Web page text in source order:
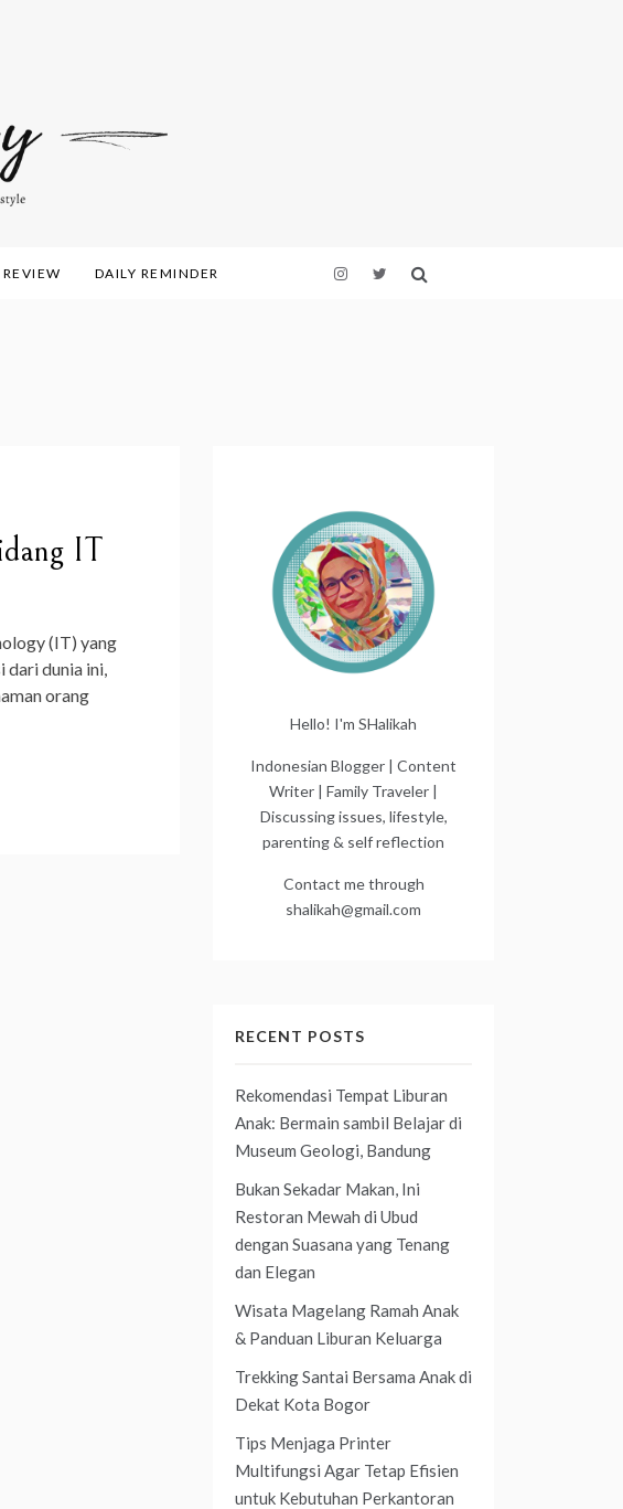
DAILY REMINDER
IT
(IT) yang
dari dunia ini,
orang
Hello! I'm SHalikah
Indonesian Blogger | Content
Writer | Family Traveler |
Discussing issues, lifestyle,
parenting & self reflection
Contact me through
shalikah@gmail.com
RECENT POSTS
Rekomendasi Tempat Liburan
Anak: Bermain sambil Belajar di
Museum Geologi, Bandung
Bukan Sekadar Makan, Ini
Restoran Mewah di Ubud
dengan Suasana yang Tenang
dan Elegan
Wisata Magelang Ramah Anak
& Panduan Liburan Keluarga
Trekking Santai Bersama Anak di
Dekat Kota Bogor
Tips Menjaga Printer
Multifungsi Agar Tetap Efisien
untuk Kebutuhan Perkantoran